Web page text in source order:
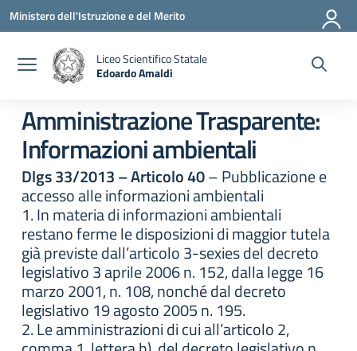
Vai ai contenuti
Vai al menu di navigazione
Vai al footer
Ministero dell'Istruzione e del Merito
Liceo Scientifico Statale
Edoardo Amaldi
Amministrazione Trasparente:
Informazioni ambientali
Dlgs 33/2013 – Articolo 40– Pubblicazione e
accesso alle informazioni ambientali
1. In materia di informazioni ambientali
restano ferme le disposizioni di maggior tutela
già previste dall’articolo 3-sexies del decreto
legislativo 3 aprile 2006 n. 152, dalla legge 16
marzo 2001, n. 108, nonché dal decreto
legislativo 19 agosto 2005 n. 195.
2. Le amministrazioni di cui all’articolo 2,